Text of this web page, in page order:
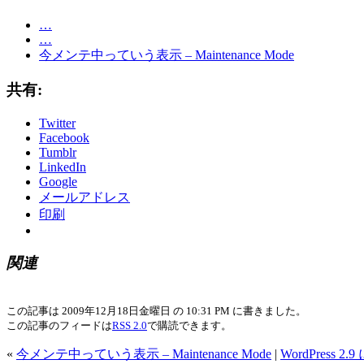
…
…
今メンテ中っていう表示 – Maintenance Mode
共有:
Twitter
Facebook
Tumblr
LinkedIn
Google
メールアドレス
印刷
関連
この記事は 2009年12月18日金曜日 の 10:31 PM に書きました。
この記事のフィードはRSS 2.0で購読できます。
« 今メンテ中っていう表示 – Maintenance Mode | WordPress